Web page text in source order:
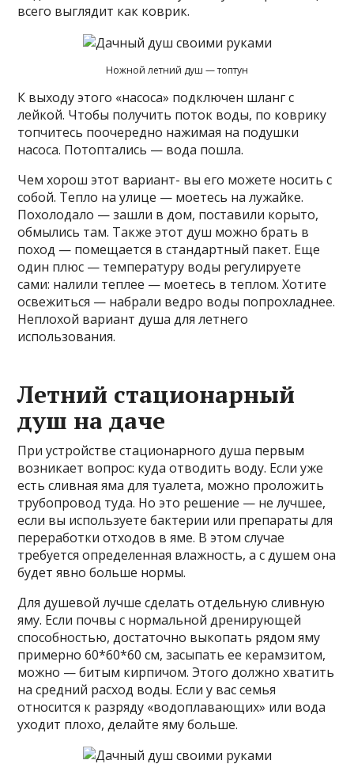
всего выглядит как коврик.
Ножной летний душ — топтун
К выходу этого «насоса» подключен шланг с
лейкой. Чтобы получить поток воды, по коврику
топчитесь поочередно нажимая на подушки
насоса. Потоптались — вода пошла.
Чем хорош этот вариант- вы его можете носить с
собой. Тепло на улице — моетесь на лужайке.
Похолодало — зашли в дом, поставили корыто,
обмылись там. Также этот душ можно брать в
поход — помещается в стандартный пакет. Еще
один плюс — температуру воды регулируете
сами: налили теплее — моетесь в теплом. Хотите
освежиться — набрали ведро воды попрохладнее.
Неплохой вариант душа для летнего
использования.
Летний стационарный
душ на даче
При устройстве стационарного душа первым
возникает вопрос: куда отводить воду. Если уже
есть сливная яма для туалета, можно проложить
трубопровод туда. Но это решение — не лучшее,
если вы используете бактерии или препараты для
переработки отходов в яме. В этом случае
требуется определенная влажность, а с душем она
будет явно больше нормы.
Для душевой лучше сделать отдельную сливную
яму. Если почвы с нормальной дренирующей
способностью, достаточно выкопать рядом яму
примерно 60*60*60 см, засыпать ее керамзитом,
можно — битым кирпичом. Этого должно хватить
на средний расход воды. Если у вас семья
относится к разряду «водоплавающих» или вода
уходит плохо, делайте яму больше.